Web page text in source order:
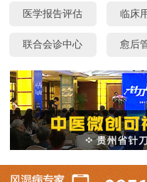
医学报告评估 临床
联合会诊中心 愈后